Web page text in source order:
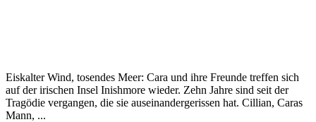
Eiskalter Wind, tosendes Meer: Cara und ihre Freunde treffen sich
auf der irischen Insel Inishmore wieder. Zehn Jahre sind seit der
Tragödie vergangen, die sie auseinandergerissen hat. Cillian, Caras
Mann, ...